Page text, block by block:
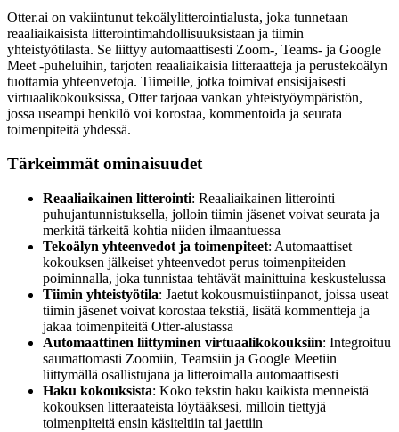
Otter.ai on vakiintunut tekoälylitterointialusta, joka tunnetaan
reaaliaikaisista litterointimahdollisuuksistaan ja tiimin
yhteistyötilasta. Se liittyy automaattisesti Zoom-, Teams- ja Google
Meet -puheluihin, tarjoten reaaliaikaisia litteraatteja ja perustekoälyn
tuottamia yhteenvetoja. Tiimeille, jotka toimivat ensisijaisesti
virtuaalikokouksissa, Otter tarjoaa vankan yhteistyöympäristön,
jossa useampi henkilö voi korostaa, kommentoida ja seurata
toimenpiteitä yhdessä.
Tärkeimmät ominaisuudet
Reaaliaikainen litterointi: Reaaliaikainen litterointi
puhujantunnistuksella, jolloin tiimin jäsenet voivat seurata ja
merkitä tärkeitä kohtia niiden ilmaantuessa
Tekoälyn yhteenvedot ja toimenpiteet: Automaattiset
kokouksen jälkeiset yhteenvedot perus toimenpiteiden
poiminnalla, joka tunnistaa tehtävät mainittuina keskustelussa
Tiimin yhteistyötila: Jaetut kokousmuistiinpanot, joissa useat
tiimin jäsenet voivat korostaa tekstiä, lisätä kommentteja ja
jakaa toimenpiteitä Otter-alustassa
Automaattinen liittyminen virtuaalikokouksiin: Integroituu
saumattomasti Zoomiin, Teamsiin ja Google Meetiin
liittymällä osallistujana ja litteroimalla automaattisesti
Haku kokouksista: Koko tekstin haku kaikista menneistä
kokouksen litteraateista löytääksesi, milloin tiettyjä
toimenpiteitä ensin käsiteltiin tai jaettiin